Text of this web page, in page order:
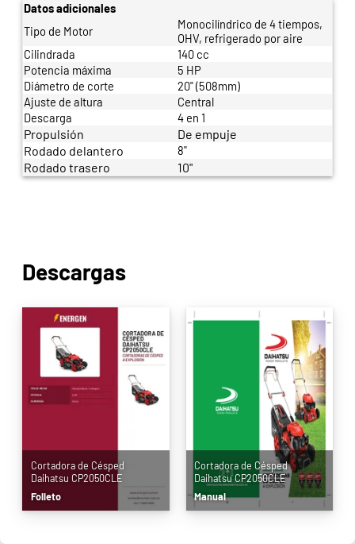
Datos adicionales
Tipo de Motor
Monocilíndrico de 4 tiempos,
OHV, refrigerado por aire
Cilindrada
140 cc
Potencia máxima
5 HP
Diámetro de corte
20" (508mm)
Ajuste de altura
Central
Descarga
4 en 1
Propulsión
De empuje
Rodado delantero
8"
Rodado trasero 10"
Descargas
Cortadora de Césped
Daihatsu CP2050CLE
Folleto
Cortadora de Césped
Daihatsu CP2050CLE
Manual